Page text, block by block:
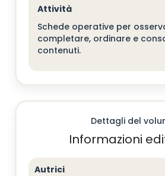
Attività
Schede operative per
completare, ordinare e
contenuti.
Dettagli del
Informazioni
Autrici